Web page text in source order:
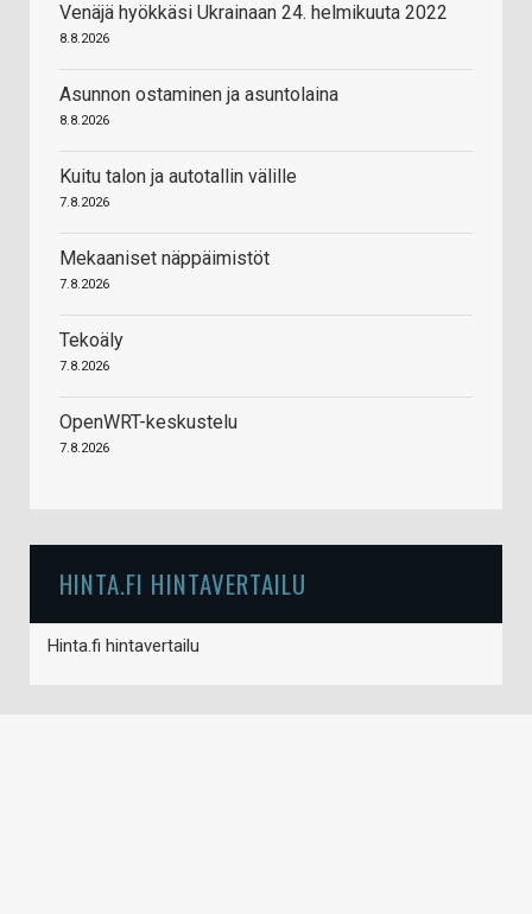
Venäjä hyökkäsi Ukrainaan 24. helmikuuta 2022
8.8.2026
Asunnon ostaminen ja asuntolaina
8.8.2026
Kuitu talon ja autotallin välille
7.8.2026
Mekaaniset näppäimistöt
7.8.2026
Tekoäly
7.8.2026
OpenWRT-keskustelu
7.8.2026
HINTA.FI HINTAVERTAILU
Hinta.fi hintavertailu